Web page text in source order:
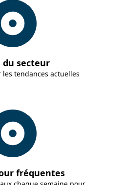
du secteur
les tendances actuelles
fréquentes